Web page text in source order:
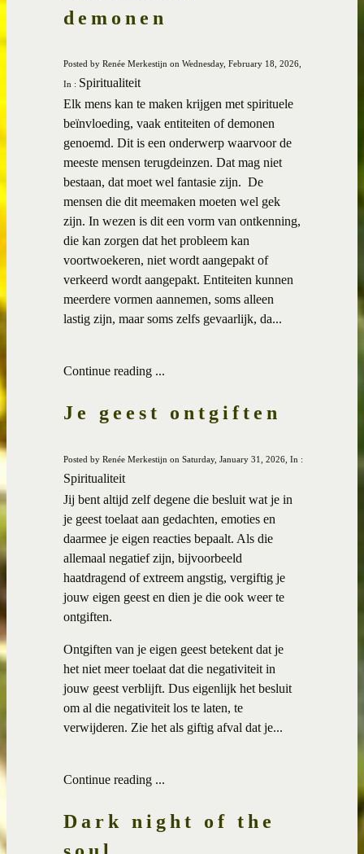
demonen
Posted by Renée Merkestijn on Wednesday, February 18, 2026,
In : Spiritualiteit
Elk mens kan te maken krijgen met spirituele
beïnvloeding, vaak entiteiten of demonen
genoemd. Dit is een onderwerp waarvoor de
meeste mensen terugdeinzen. Dat mag niet
bestaan, dat moet wel fantasie zijn. De
mensen die dit meemaken moeten wel gek
zijn. In wezen is dit een vorm van ontkenning,
die kan zorgen dat het probleem kan
voortwoekeren, niet wordt aangepakt of
verkeerd wordt aangepakt. Entiteiten kunnen
meerdere vormen aannemen, soms alleen
lastig zijn, maar soms zelfs gevaarlijk, da...
Continue reading ...
Je geest ontgiften
Posted by Renée Merkestijn on Saturday, January 31, 2026, In :
Spiritualiteit
Jij bent altijd zelf degene die besluit wat je in
je geest toelaat aan gedachten, emoties en
daarmee je eigen reacties bepaalt. Als die
allemaal negatief zijn, bijvoorbeeld
haatdragend of extreem angstig, vergiftig je
jouw eigen geest en dien je die ook weer te
ontgiften.
Ontgiften van je eigen geest betekent dat je
het niet meer toelaat dat die negativiteit in
jouw geest verblijft. Dus eigenlijk het besluit
om al die negativiteit los te laten, te
verwijderen. Zie het als giftig afval dat je...
Continue reading ...
Dark night of the